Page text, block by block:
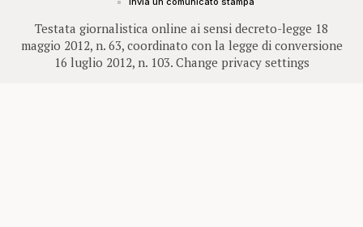
Testata giornalistica online ai sensi decreto-legge 18
maggio 2012, n. 63, coordinato con la legge di conversione
16 luglio 2012, n. 103. Change privacy settings